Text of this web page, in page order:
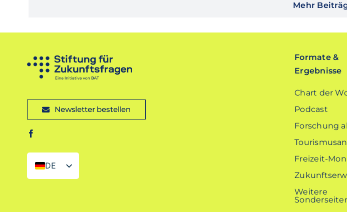
Mehr
Newsletter bestellen
DE
EN
Formate &
Ergebnisse
Chart der
Podcast
Forschung
Freizeit-
Weitere